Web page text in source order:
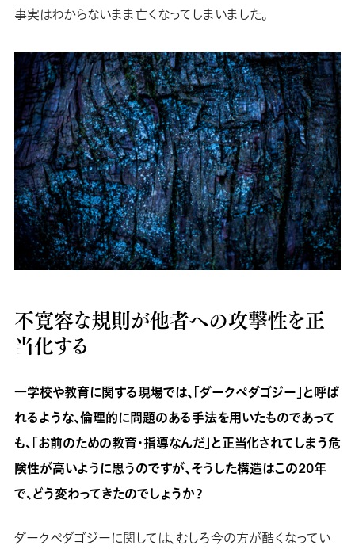
事実はわからないまま亡くなってしまいました。
不寛容な規則が他者への攻撃性を正
当化する
―学校や教育に関する現場では、「ダークペダゴジー」と呼ば
れるような、倫理的に問題のある手法を用いたものであって
も、「お前のための教育・指導なんだ」と正当化されてしまう危
険性が高いように思うのですが、そうした構造はこの20年
で、どう変わってきたのでしょうか？
ダークペダゴジーに関しては、むしろ今の方が酷くなってい